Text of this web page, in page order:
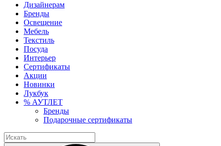
Дизайнерам
Бренды
Освещение
Мебель
Текстиль
Посуда
Интерьер
Сертификаты
Акции
Новинки
Лукбук
% АУТЛЕТ
Бренды
Подарочные сертификаты